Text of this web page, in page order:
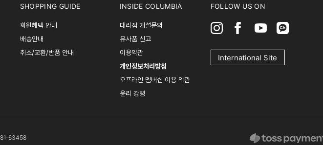
SHOPPING GUIDE
회원혜택 안내
배송안내
취소/교환/반품 안내
INSIDE COLUMBIA
대리점 개설문의
유사품 신고
이용약관
개인정보처리방침
오프라인 멤버십 이용 약관
윤리 강령
FOLLOW US ON
International Site
81-63458